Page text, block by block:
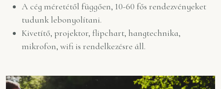
A cég méretétől függően, 10-60 fős rendezvényeket
tudunk lebonyolítani.
Kivetítő, projektor, flipchart, hangtechnika,
mikrofon, wifi is rendelkezésre áll.